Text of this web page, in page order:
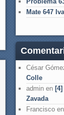
Mate 647
César
Colle
admin en
Zavada
Francisco en